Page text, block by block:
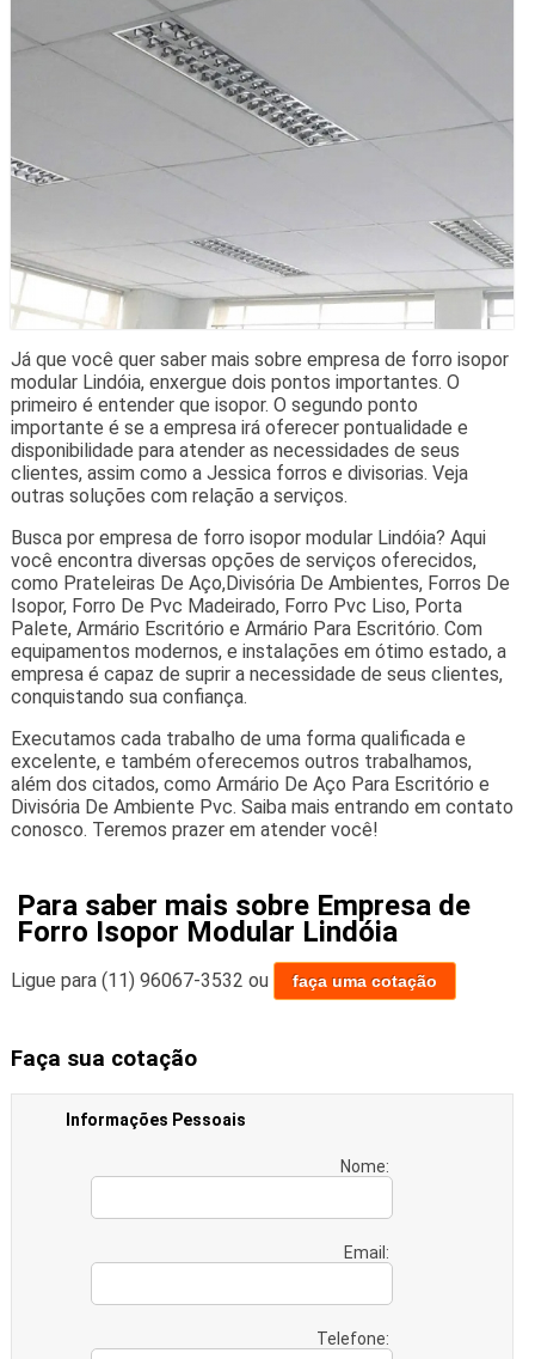
Já que você quer saber mais sobre empresa de forro isopor
modular Lindóia, enxergue dois pontos importantes. O
primeiro é entender que isopor. O segundo ponto
importante é se a empresa irá oferecer pontualidade e
disponibilidade para atender as necessidades de seus
clientes, assim como a Jessica forros e divisorias. Veja
outras soluções com relação a serviços.
Busca por empresa de forro isopor modular Lindóia? Aqui
você encontra diversas opções de serviços oferecidos,
como Prateleiras De Aço,Divisória De Ambientes, Forros De
Isopor, Forro De Pvc Madeirado, Forro Pvc Liso, Porta
Palete, Armário Escritório e Armário Para Escritório. Com
equipamentos modernos, e instalações em ótimo estado, a
empresa é capaz de suprir a necessidade de seus clientes,
conquistando sua confiança.
Executamos cada trabalho de uma forma qualificada e
excelente, e também oferecemos outros trabalhamos,
além dos citados, como Armário De Aço Para Escritório e
Divisória De Ambiente Pvc. Saiba mais entrando em contato
conosco. Teremos prazer em atender você!
Para saber mais sobre Empresa de
Forro Isopor Modular Lindóia
Ligue para (11) 96067-3532 ou faça uma cotação
Faça sua cotação
Informações Pessoais
Nome:
Email:
Telefone: